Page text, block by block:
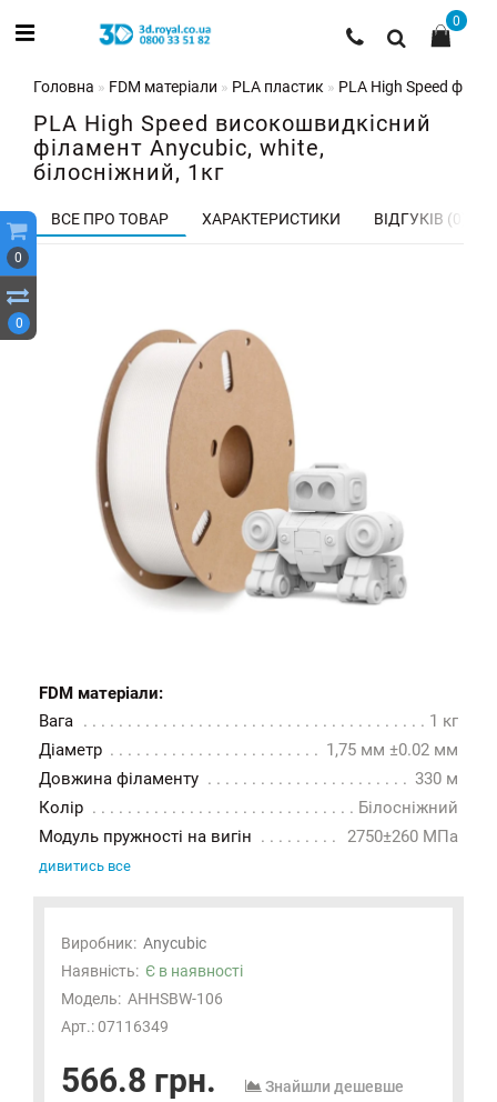
0
0
0
Головна FDM матеріали PLA пластик PLA High Speed
PLA High Speed високошвидкісний
філамент Anycubic, white,
білосніжний, 1кг
ВСЕ ПРО ТОВАР ХАРАКТЕРИСТИКИ ВІДГУКІВ (0)
FDM матеріали:
Вага
1 кг
Діаметр
1,75 мм ±0.02 мм
Довжина філаменту
330 м
Колір
Білосніжний
Модуль пружності на вигін
2750±260 МПа
дивитись все
Виробник: Anycubic
Наявність: Є в наявності
Модель: AHHSBW-106
Арт.: 07116349
566.8 грн. Знайшли дешевше